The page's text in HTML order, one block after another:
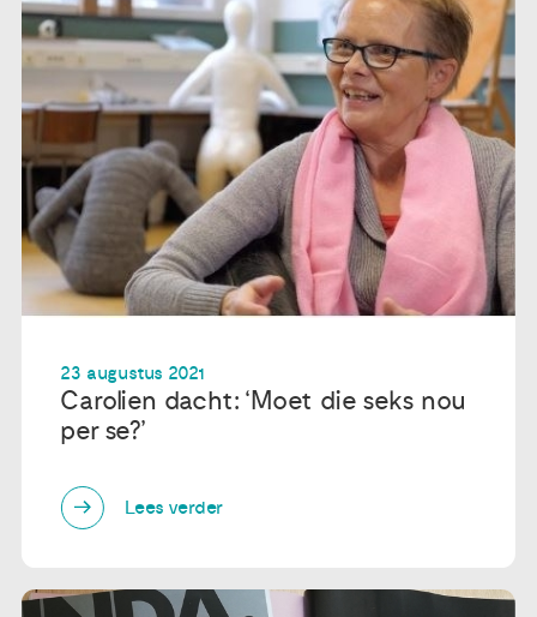
23 augustus 2021
Carolien dacht: ‘Moet die seks nou
per se?’
Lees verder